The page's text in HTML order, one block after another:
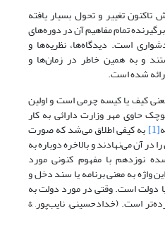
تغییر و تحول بسیار یافته
تمام مفاهیم آن در دوره‌های
است. دیدگاه‌ها، نظریه‌ها و
و به همین خاطر در زمان‌ها و
شده است.
کیف یا کیسه چرمی است و اولین
حاوی مهر وزارت دارائی به کار
[1] به کیفی اطلاق می‌شد که صورت
آن می‌نهادند و بالاخره دوباره به
نوزدهم با مفهوم کنونی مورد
واژه به معنی برنامه یا سند دخل و
دولت است. وقتی در مورد دولت به
است. (خدادحسینی, نایب‌پور, &